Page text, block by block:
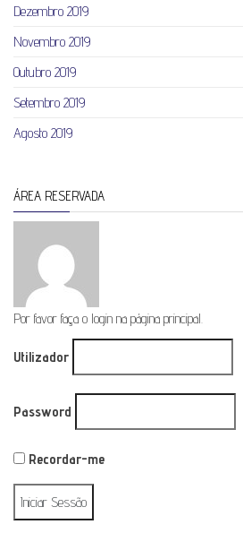
Dezembro 2019
Novembro 2019
Outubro 2019
Setembro 2019
Agosto 2019
ÁREA RESERVADA
Por favor faça o login na página principal.
Utilizador
Password
Recordar-me